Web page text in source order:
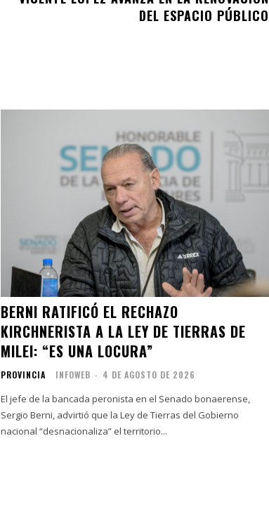
DEL ESPACIO PÚBLICO
BERNI RATIFICÓ EL RECHAZO
KIRCHNERISTA A LA LEY DE TIERRAS DE
MILEI: “ES UNA LOCURA”
PROVINCIA INFOWEB - 4 DE AGOSTO DE 2026
El jefe de la bancada peronista en el Senado bonaerense,
Sergio Berni, advirtió que la Ley de Tierras del Gobierno
nacional “desnacionaliza” el territorio...